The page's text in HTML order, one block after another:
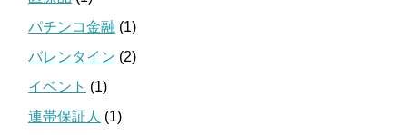
パチンコ金融 (1)
バレンタイン (2)
イベント (1)
連帯保証人 (1)